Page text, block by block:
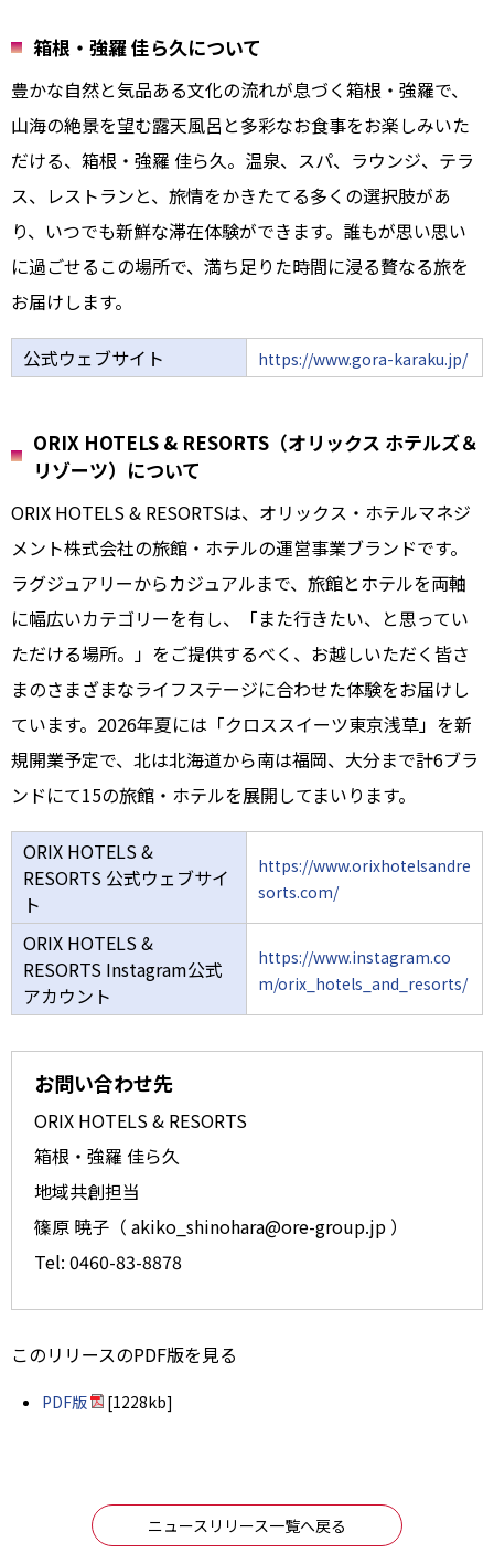
箱根・強羅 佳ら久について
豊かな自然と気品ある文化の流れが息づく箱根・強羅で、
山海の絶景を望む露天風呂と多彩なお食事をお楽しみいた
だける、箱根・強羅 佳ら久。温泉、スパ、ラウンジ、テラ
ス、レストランと、旅情をかきたてる多くの選択肢があ
り、いつでも新鮮な滞在体験ができます。誰もが思い思い
に過ごせるこの場所で、満ち足りた時間に浸る贅なる旅を
お届けします。
公式ウェブサイト https://www.gora-karaku.jp/
ORIX HOTELS & RESORTS（オリックス ホテルズ＆
リゾーツ）について
ORIX HOTELS & RESORTSは、オリックス・ホテルマネジ
メント株式会社の旅館・ホテルの運営事業ブランドです。
ラグジュアリーからカジュアルまで、旅館とホテルを両軸
に幅広いカテゴリーを有し、「また行きたい、と思ってい
ただける場所。」をご提供するべく、お越しいただく皆さ
まのさまざまなライフステージに合わせた体験をお届けし
ています。2026年夏には「クロススイーツ東京浅草」を新
規開業予定で、北は北海道から南は福岡、大分まで計6ブラ
ンドにて15の旅館・ホテルを展開してまいります。
ORIX HOTELS &
RESORTS 公式ウェブサイ
ト
https://www.orixhotelsandre
sorts.com/
ORIX HOTELS &
RESORTS Instagram公式
アカウント
https://www.instagram.co
m/orix_hotels_and_resorts/
お問い合わせ先
ORIX HOTELS & RESORTS
箱根・強羅 佳ら久
地域共創担当
篠原 暁子（ akiko_shinohara@ore-group.jp ）
Tel: 0460-83-8878
このリリースのPDF版を見る
PDF版 [1228kb]
ニュースリリース一覧へ戻る